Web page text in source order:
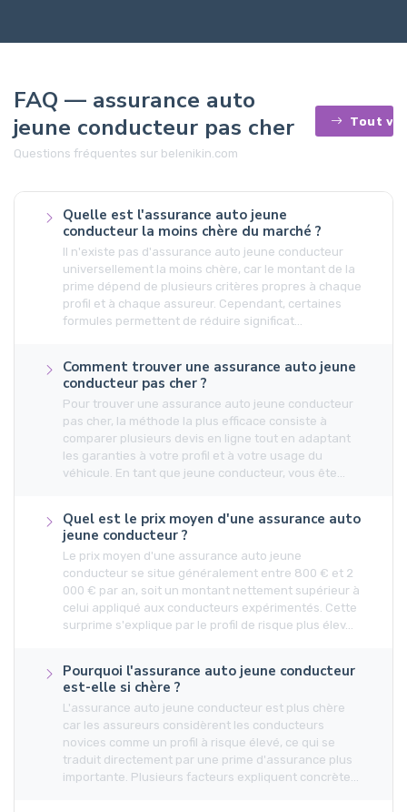
FAQ — assurance auto
jeune conducteur pas cher
Questions fréquentes sur belenikin.com
Tout
Quelle est l'assurance auto jeune
conducteur la moins chère du marché ?
Il n'existe pas d'assurance auto jeune conducteur
universellement la moins chère, car le montant de la
prime dépend de plusieurs critères propres à chaque
profil et à chaque assureur. Cependant, certaines
formules permettent de réduire significat...
Comment trouver une assurance auto jeune
conducteur pas cher ?
Pour trouver une assurance auto jeune conducteur
pas cher, la méthode la plus efficace consiste à
comparer plusieurs devis en ligne tout en adaptant
les garanties à votre profil et à votre usage du
véhicule. En tant que jeune conducteur, vous ête...
Quel est le prix moyen d'une assurance auto
jeune conducteur ?
Le prix moyen d'une assurance auto jeune
conducteur se situe généralement entre 800 € et 2
000 € par an, soit un montant nettement supérieur à
celui appliqué aux conducteurs expérimentés. Cette
surprime s'explique par le profil de risque plus élev...
Pourquoi l'assurance auto jeune conducteur
est-elle si chère ?
L'assurance auto jeune conducteur est plus chère
car les assureurs considèrent les conducteurs
novices comme un profil à risque élevé, ce qui se
traduit directement par une prime d'assurance plus
importante. Plusieurs facteurs expliquent concrète...